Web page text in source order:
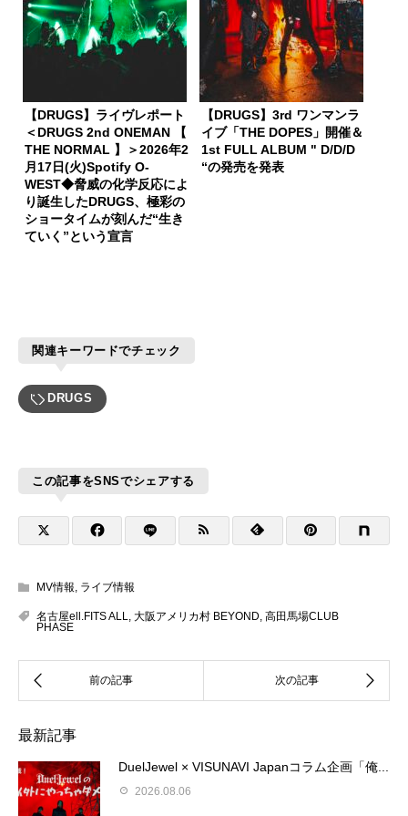
【DRUGS】ライヴレポート
＜DRUGS 2nd ONEMAN 【
THE NORMAL 】＞2026年2
月17日(火)Spotify O-
WEST◆脅威の化学反応によ
り誕生したDRUGS、極彩の
ショータイムが刻んだ“生き
ていく”という宣言
【DRUGS】3rd ワンマンラ
イブ「THE DOPES」開催＆
1st FULL ALBUM " D/D/D
“の発売を発表
関連キーワードでチェック
DRUGS
この記事をSNSでシェアする
MV情報 ライブ情報
名古屋ell.FITS ALL 大阪アメリカ村 BEYOND 高田馬場CLUB
PHASE
最新記事
DuelJewel × VISUNAVI Japanコラム企画「俺...
2026.08.06